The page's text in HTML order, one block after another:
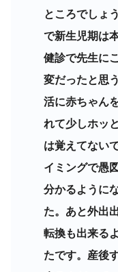
ところでしょ
で新生児期は
健診で先生に
変だったと思
活に赤ちゃん
れて少しホッ
は覚えてない
イミングで愚
分かるように
た。あと外出
転換も出来る
たです。産後